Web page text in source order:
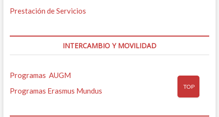
Prestación de Servicios
INTERCAMBIO Y MOVILIDAD
Programas AUGM
Programas Erasmus Mundus
TOP